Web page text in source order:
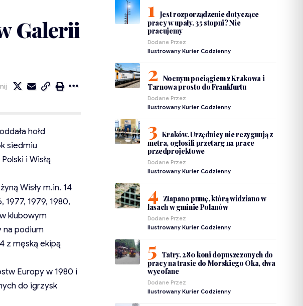
Galerii
hołd
siedmiu
i Wisłą
Wisły m.in. 14
1977, 1979, 1980,
klubowym
na podium
z męską ekipą
Europy w 1980 i
do igrzysk
Jest rozporządzenie dotyczące
pracy w upały. 35 stopni? Nie
pracujemy
Dodane Przez
Ilustrowany Kurier Codzienny
Nocnym pociągiem z Krakowa i
Tarnowa prosto do Frankfurtu
Dodane Przez
Ilustrowany Kurier Codzienny
Kraków. Urzędnicy nie rezygnują z
metra, ogłosili przetarg na prace
przedprojektowe
Dodane Przez
Ilustrowany Kurier Codzienny
Złapano pumę, którą widziano w
lasach w gminie Polanów
Dodane Przez
Ilustrowany Kurier Codzienny
Tatry. 280 koni dopuszczonych do
pracy na trasie do Morskiego Oka, dwa
wycofane
Dodane Przez
Ilustrowany Kurier Codzienny